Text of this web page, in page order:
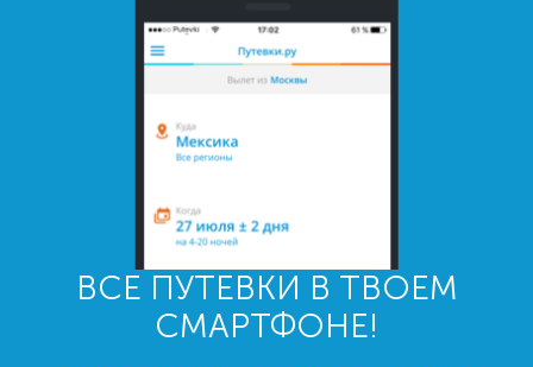
ВСЕ ПУТЕВКИ В ТВОЕМ
СМАРТФОНЕ!